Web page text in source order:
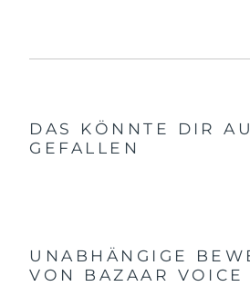
DAS KÖNNTE DIR
GEFALLEN
UNABHÄNGIGE
VON BAZAAR VOICE